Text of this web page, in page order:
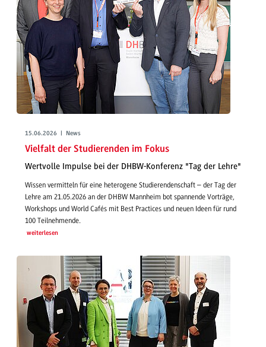
15.06.2026 | News
Vielfalt der Studierenden im Fokus
Wertvolle Impulse bei der DHBW-Konferenz "Tag der Lehre"
Wissen vermitteln für eine heterogene Studierendenschaft – der Tag der
Lehre am 21.05.2026 an der DHBW Mannheim bot spannende Vorträge,
Workshops und World Cafés mit Best Practices und neuen Ideen für rund
100 Teilnehmende.
weiterlesen